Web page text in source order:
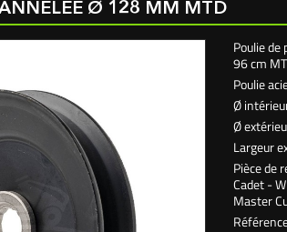
Ø 128 MM MTD
Poulie
96 cm
Poulie
Ø
Ø
Largeur
Pièce de
Cadet -
Master